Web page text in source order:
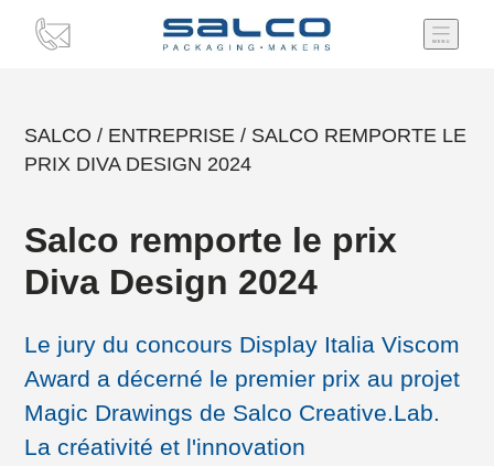
SALCO / ENTREPRISE / SALCO REMPORTE LE
PRIX DIVA DESIGN 2024
Salco remporte le prix
Diva Design 2024
Le jury du concours Display Italia Viscom
Award a décerné le premier prix au projet
Magic Drawings de Salco Creative.Lab.
La créativité et l'innovation